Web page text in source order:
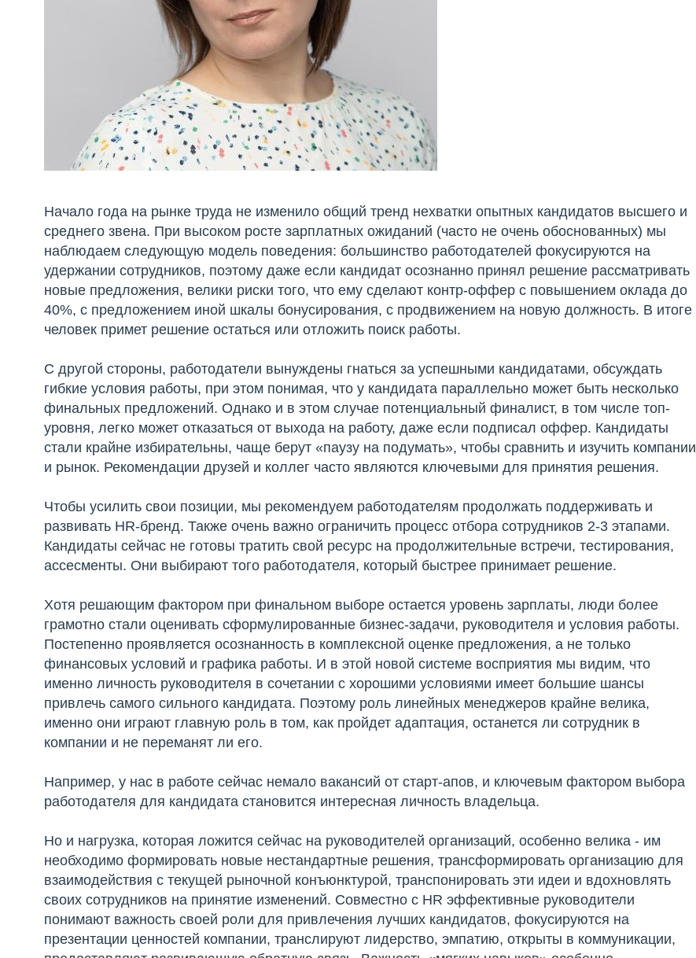
Начало года на рынке труда не изменило общий тренд нехватки опытных кандидатов высшего и
среднего звена. При высоком росте зарплатных ожиданий (часто не очень обоснованных) мы
наблюдаем следующую модель поведения: большинство работодателей фокусируются на
удержании сотрудников, поэтому даже если кандидат осознанно принял решение рассматривать
новые предложения, велики риски того, что ему сделают контр-оффер с повышением оклада до
40%, с предложением иной шкалы бонусирования, с продвижением на новую должность. В итоге
человек примет решение остаться или отложить поиск работы.
С другой стороны, работодатели вынуждены гнаться за успешными кандидатами, обсуждать
гибкие условия работы, при этом понимая, что у кандидата параллельно может быть несколько
финальных предложений. Однако и в этом случае потенциальный финалист, в том числе топ-
уровня, легко может отказаться от выхода на работу, даже если подписал оффер. Кандидаты
стали крайне избирательны, чаще берут «паузу на подумать», чтобы сравнить и изучить компании
и рынок. Рекомендации друзей и коллег часто являются ключевыми для принятия решения.
Чтобы усилить свои позиции, мы рекомендуем работодателям продолжать поддерживать и
развивать HR-бренд. Также очень важно ограничить процесс отбора сотрудников 2-3 этапами.
Кандидаты сейчас не готовы тратить свой ресурс на продолжительные встречи, тестирования,
ассесменты. Они выбирают того работодателя, который быстрее принимает решение.
Хотя решающим фактором при финальном выборе остается уровень зарплаты, люди более
грамотно стали оценивать сформулированные бизнес-задачи, руководителя и условия работы.
Постепенно проявляется осознанность в комплексной оценке предложения, а не только
финансовых условий и графика работы. И в этой новой системе восприятия мы видим, что
именно личность руководителя в сочетании с хорошими условиями имеет большие шансы
привлечь самого сильного кандидата. Поэтому роль линейных менеджеров крайне велика,
именно они играют главную роль в том, как пройдет адаптация, останется ли сотрудник в
компании и не переманят ли его.
Например, у нас в работе сейчас немало вакансий от старт-апов, и ключевым фактором выбора
работодателя для кандидата становится интересная личность владельца.
Но и нагрузка, которая ложится сейчас на руководителей организаций, особенно велика - им
необходимо формировать новые нестандартные решения, трансформировать организацию для
взаимодействия с текущей рыночной конъюнктурой, транспонировать эти идеи и вдохновлять
своих сотрудников на принятие изменений. Совместно с HR эффективные руководители
понимают важность своей роли для привлечения лучших кандидатов, фокусируются на
презентации ценностей компании, транслируют лидерство, эмпатию, открыты в коммуникации,